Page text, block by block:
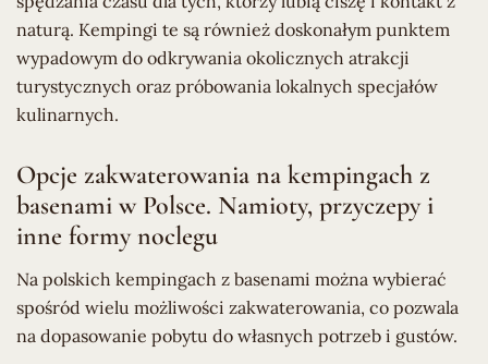
naturą. Kempingi te są również doskonałym punktem
wypadowym do odkrywania okolicznych atrakcji
turystycznych oraz próbowania lokalnych specjałów
kulinarnych.
Opcje zakwaterowania na kempingach z
basenami w Polsce. Namioty, przyczepy i
inne formy noclegu
Na polskich kempingach z basenami można wybierać
spośród wielu możliwości zakwaterowania, co pozwala
na dopasowanie pobytu do własnych potrzeb i gustów.